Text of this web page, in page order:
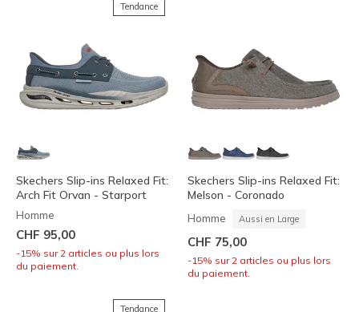
Tendance
Skechers Slip-ins Relaxed Fit:
Arch Fit Orvan - Starport
Homme
CHF 95,00
-15% sur 2 articles ou plus lors
du paiement.
Skechers Slip-ins Relaxed Fit:
Melson - Coronado
Homme Aussi en Large
CHF 75,00
-15% sur 2 articles ou plus lors
du paiement.
Tendance